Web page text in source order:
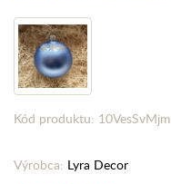
Kód produktu: 10VesSvMjm
Výrobca: Lyra Decor